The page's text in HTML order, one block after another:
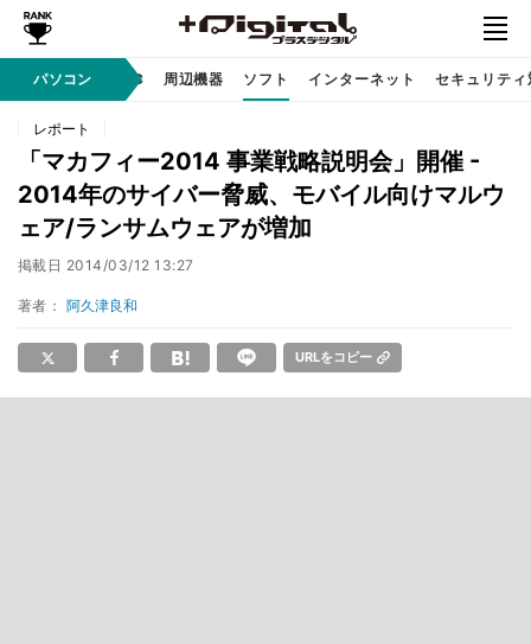
パソコン
クノロジ AI PC 周辺機器 ソフト インターネット セキュリティ
レポート
「マカフィー2014 事業戦略説明会」開催 -
2014年のサイバー脅威、モバイル向けマルウ
ェア/ランサムウェアが増加
掲載日 2014/03/12 13:27
著者： 阿久津良和
URLをコピー